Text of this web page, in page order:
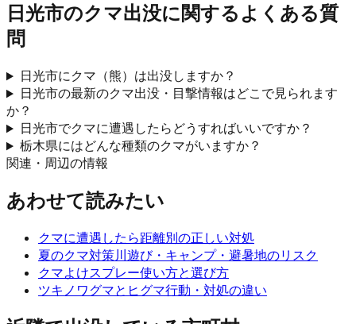
日光市のクマ出没に関するよくある質
問
日光市にクマ（熊）は出没しますか？
日光市の最新のクマ出没・目撃情報はどこで見られます
か？
日光市でクマに遭遇したらどうすればいいですか？
栃木県にはどんな種類のクマがいますか？
関連・周辺の情報
あわせて読みたい
クマに遭遇したら距離別の正しい対処
夏のクマ対策川遊び・キャンプ・避暑地のリスク
クマよけスプレー使い方と選び方
ツキノワグマとヒグマ行動・対処の違い